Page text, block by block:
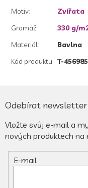
Motiv:
Zvířata
Gramáž:
330 g/
Materiál:
Bavlna
Kód produktu
T-456985
á
a
Odebírat newsletter
Vložte svůj e-mail a
nových produktech na
E-mail